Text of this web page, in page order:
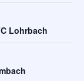
Lohrbach